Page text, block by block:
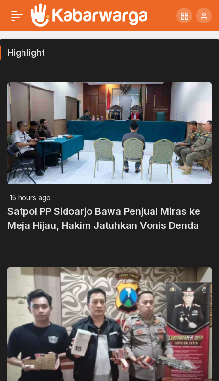
Highlight
15 hours ago
Satpol PP Sidoarjo Bawa Penjual Miras ke
Meja Hijau, Hakim Jatuhkan Vonis Denda